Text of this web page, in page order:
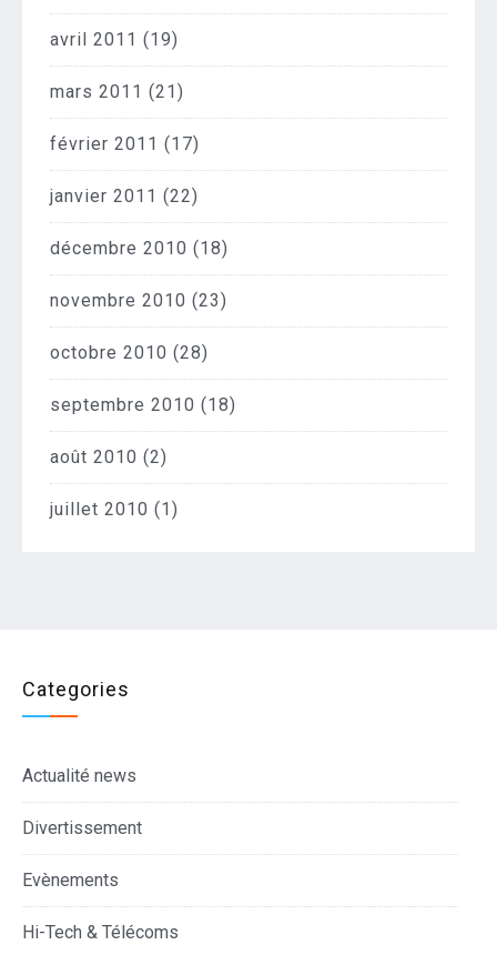
avril 2011 (19)
mars 2011 (21)
février 2011 (17)
janvier 2011 (22)
décembre 2010 (18)
novembre 2010 (23)
octobre 2010 (28)
septembre 2010 (18)
août 2010 (2)
juillet 2010 (1)
Categories
Actualité news
Divertissement
Evènements
Hi-Tech & Télécoms